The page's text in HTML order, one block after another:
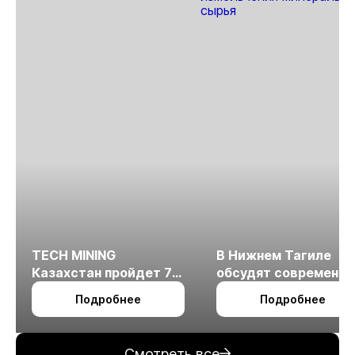
TECH MINING
Казахстан пройдет 7
октября в Алматы
Подробнее
В Нижнем Тагиле
обсудят
технологии
измельчения
Подробнее